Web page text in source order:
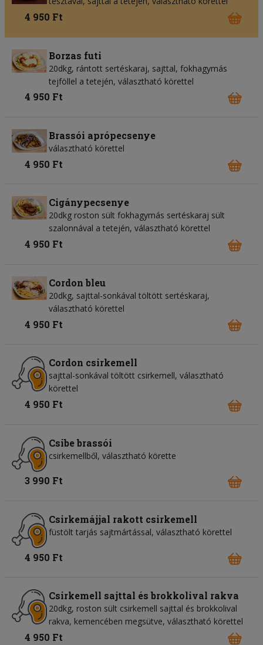
4 950 Ft
Borzas futi
20dkg, rántott sertéskaraj, sajttal, fokhagymás
tejföllel a tetején, választható körettel
4 950 Ft
Brassói aprópecsenye
választható körettel
4 950 Ft
Cigánypecsenye
20dkg roston sült fokhagymás sertéskaraj sült
szalonnával a tetején, választható körettel
4 950 Ft
Cordon bleu
20dkg, sajttal-sonkával töltött sertéskaraj,
választható körettel
4 950 Ft
Cordon csirkemell
sajttal-sonkával töltött csirkemell, választható
körettel
4 950 Ft
Csibe brassói
csirkemellből, választható körette
3 990 Ft
Csirkemájjal rakott csirkemell
füstölt tarjás sajtmártással, választható körettel
4 950 Ft
Csirkemell sajttal és brokkolival rakva
20dkg, roston sült csirkemell sajttal és brokkolival
rakva, kemencében megsütve, választható körettel
4 950 Ft